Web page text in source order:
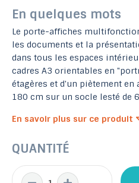
En quelques mots
Le porte-affiches
les documents et la
dans tous les espaces
cadres A3 orientables en
étagères et d'un piètement en
180 cm sur un socle lesté de
En savoir plus sur ce produit
QUANTITÉ